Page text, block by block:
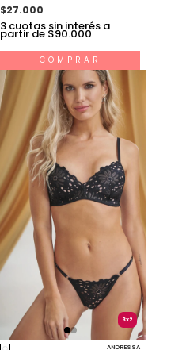
$27.000
3 cuotas sin interés a
partir de $90.000
COMPRAR
3x2
ANDRESSA